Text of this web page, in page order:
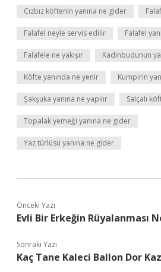
Cızbız köftenin yanına ne gider
Falafel neyle servis edilir Falafel
Falafele ne yakışır Kadinbudunun
Köfte yanında ne yenir Kumpirin
Şakşuka yanına ne yapılır Salçalı
Topalak yemeği yanına ne gider
Yaz türlüsü yanına ne gider
Önceki Yazı
Evli Bir Erkeğin Rüyalanması
Sonraki Yazı
Kaç Tane Kaleci Ballon Dor